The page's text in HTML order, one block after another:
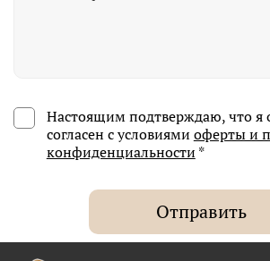
Настоящим подтверждаю, что я
согласен с условиями оферты и
конфиденциальности *
Отправить